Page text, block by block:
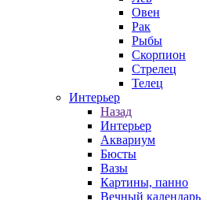
Овен
Рак
Рыбы
Скорпион
Стрелец
Телец
Интерьер
Назад
Интерьер
Аквариум
Бюсты
Вазы
Картины, панно
Вечный календарь